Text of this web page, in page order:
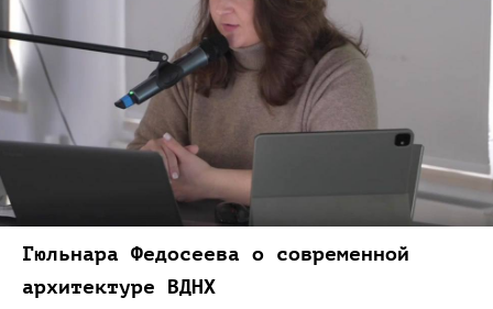
Гюльнара Федосеева о современной
архитектуре ВДНХ